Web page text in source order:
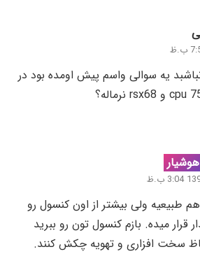
یه سوالی واسم پیش اومده بود در
ب.ظ
سلام، دما تا 68 هم طبیعیه ولی بیشتر از اون کنسول رو
میده. بازم کنسول تون رو ببرید
سخت افزاری و تهویه چکش کنند.